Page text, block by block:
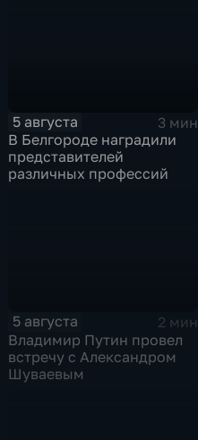
5 августа
3 мин
В Белгороде наградили
представителей
различных профессий
5 августа
2 мин
Владимир Путин провел
встречу с Александром
Шуваевым